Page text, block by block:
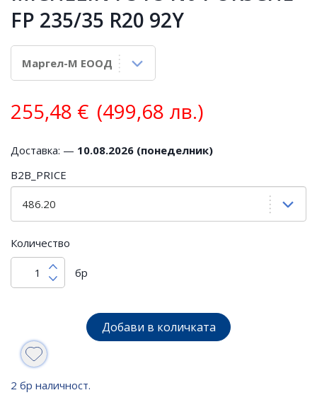
FP 235/35 R20 92Y
255,48 € (499,68 лв.)
Доставка: — 10.08.2026 (понеделник)
B2B_PRICE
Количество
бр
Добави в количката
2 бр наличност.